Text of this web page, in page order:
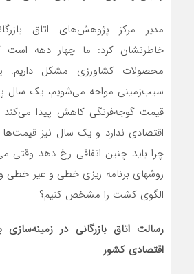
مدیر مرکز پژوهش‌های اتاق
خاطرنشان کرد: ما چهار دهه
محصولات کشاورزی مشکل داریم.
سیب‌زمینی مواجه می‌شویم، یک سال
قیمت گوجه‌فرنگی کاهش پیدا
اقتصادی ندارد و یک سال نیز قیمت‌ها
چرا باید چنین اتفاقی رخ دهد وقتی
روشهای برنامه ریزی خطی و غیر خطی
الگوی کشت را مشخص کنیم؟
رسالت اتاق بازرگانی در
اقتصادی کشور